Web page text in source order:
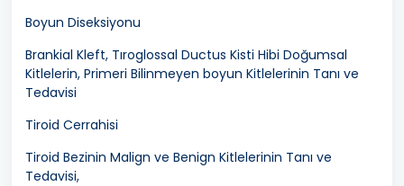
Boyun Diseksiyonu
Brankial Kleft, Tıroglossal Ductus Kisti Hibi Doğumsal
Kitlelerin, Primeri Bilinmeyen boyun Kitlelerinin Tanı ve
Tedavisi
Tiroid Cerrahisi
Tiroid Bezinin Malign ve Benign Kitlelerinin Tanı ve
Tedavisi,